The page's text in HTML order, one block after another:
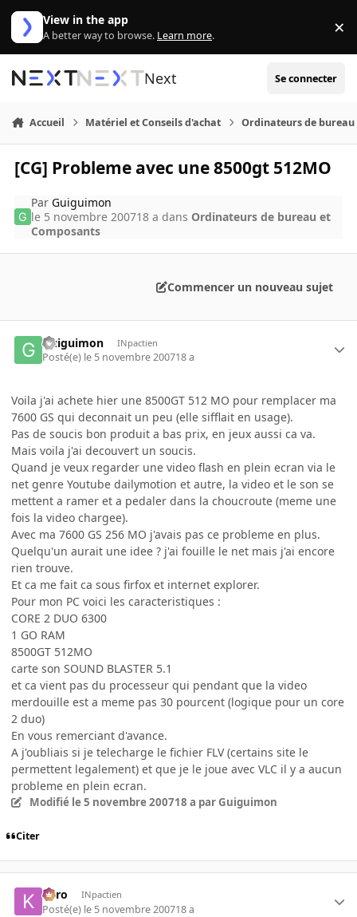
Aller au contenu
View in the app
A better way to browse. Learn more. ×
Next Se connecter
Accueil Matériel et Conseils d'achat Ordinateurs de bureau
[CG] Probleme avec une 8500gt 512MO
Par Guiguimon
le 5 novembre 200718 a dans Ordinateurs de bureau et
Composants
Commencer un nouveau sujet
Guiguimon INpactien
Posté(e) le 5 novembre 200718 a
Voila j'ai achete hier une 8500GT 512 MO pour remplacer ma
7600 GS qui deconnait un peu (elle sifflait en usage).
Pas de soucis bon produit a bas prix, en jeux aussi ca va.
Mais voila j'ai decouvert un soucis.
Quand je veux regarder une video flash en plein ecran via le
net genre Youtube dailymotion et autre, la video et le son se
mettent a ramer et a pedaler dans la choucroute (meme une
fois la video chargee).
Avec ma 7600 GS 256 MO j'avais pas ce probleme en plus.
Quelqu'un aurait une idee ? j'ai fouille le net mais j'ai encore
rien trouve.
Et ca me fait ca sous firfox et internet explorer.
Pour mon PC voici les caracteristiques :
CORE 2 DUO 6300
1 GO RAM
8500GT 512MO
carte son SOUND BLASTER 5.1
et ca vient pas du processeur qui pendant que la video
merdouille est a meme pas 30 pourcent (logique pour un core
2 duo)
En vous remerciant d'avance.
A j'oubliais si je telecharge le fichier FLV (certains site le
permettent legalement) et que je le joue avec VLC il y a aucun
probleme en plein ecran.
Modifié le 5 novembre 200718 a par Guiguimon
Citer
kyro INpactien
Posté(e) le 5 novembre 200718 a